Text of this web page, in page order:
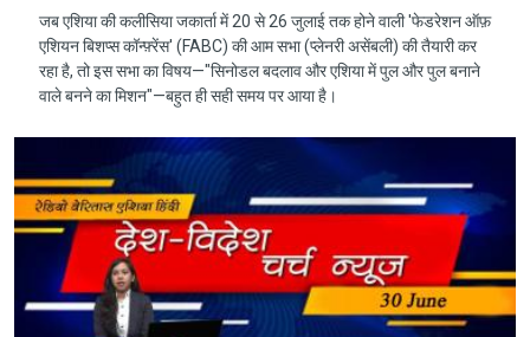
जब एशिया की कलीसिया जकार्ता में 20 से 26 जुलाई तक होने वाली 'फेडरेशन ऑफ़
एशियन बिशप्स कॉन्फ़्रेंस' (FABC) की आम सभा (प्लेनरी असेंबली) की तैयारी कर
रहा है, तो इस सभा का विषय—"सिनोडल बदलाव और एशिया में पुल और पुल बनाने
वाले बनने का मिशन"—बहुत ही सही समय पर आया है।